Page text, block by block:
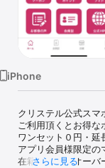
iPhone
クリステル公式スマ
ご利用頂くとお得な
ワンセット０円・延
アプリ会員様限定の
在籍１００名オーバ
さらに見る